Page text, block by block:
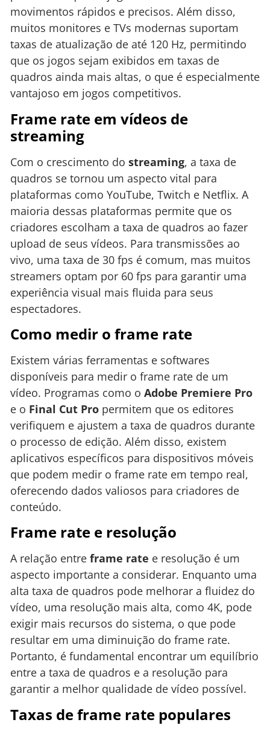
movimentos rápidos e precisos. Além disso,
muitos monitores e TVs modernas suportam
taxas de atualização de até 120 Hz, permitindo
que os jogos sejam exibidos em taxas de
quadros ainda mais altas, o que é especialmente
vantajoso em jogos competitivos.
Frame rate em vídeos de
streaming
Com o crescimento do streaming, a taxa de
quadros se tornou um aspecto vital para
plataformas como YouTube, Twitch e Netflix. A
maioria dessas plataformas permite que os
criadores escolham a taxa de quadros ao fazer
upload de seus vídeos. Para transmissões ao
vivo, uma taxa de 30 fps é comum, mas muitos
streamers optam por 60 fps para garantir uma
experiência visual mais fluida para seus
espectadores.
Como medir o frame rate
Existem várias ferramentas e softwares
disponíveis para medir o frame rate de um
vídeo. Programas como o Adobe Premiere Pro
e o Final Cut Pro permitem que os editores
verifiquem e ajustem a taxa de quadros durante
o processo de edição. Além disso, existem
aplicativos específicos para dispositivos móveis
que podem medir o frame rate em tempo real,
oferecendo dados valiosos para criadores de
conteúdo.
Frame rate e resolução
A relação entre frame rate e resolução é um
aspecto importante a considerar. Enquanto uma
alta taxa de quadros pode melhorar a fluidez do
vídeo, uma resolução mais alta, como 4K, pode
exigir mais recursos do sistema, o que pode
resultar em uma diminuição do frame rate.
Portanto, é fundamental encontrar um equilíbrio
entre a taxa de quadros e a resolução para
garantir a melhor qualidade de vídeo possível.
Taxas de frame rate populares